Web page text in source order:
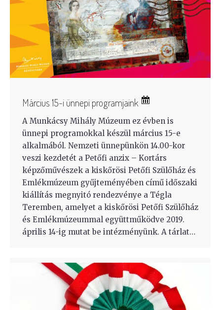
Március 15-i ünnepi programjaink
A Munkácsy Mihály Múzeum ez évben is
ünnepi programokkal készül március 15-e
alkalmából. Nemzeti ünnepünkön 14.00-kor
veszi kezdetét a Petőfi anzix – Kortárs
képzőművészek a kiskőrösi Petőfi Szülőház és
Emlékmúzeum gyűjteményében című időszaki
kiállítás megnyitó rendezvénye a Tégla
Teremben, amelyet a kiskőrösi Petőfi Szülőház
és Emlékmúzeummal együttműködve 2019.
április 14-ig mutat be intézményünk. A tárlat…